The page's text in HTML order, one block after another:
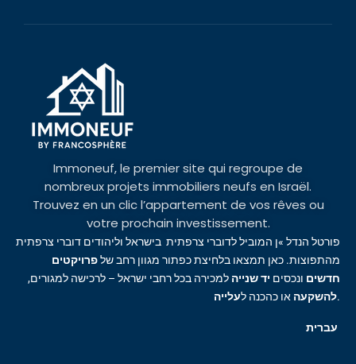
Immoneuf, le premier site qui regroupe de
nombreux projets immobiliers neufs en Israël.
Trouvez en un clic l’appartement de vos rêves ou
votre prochain investissement.
פורטל הנדל »ן המוביל לדוברי צרפתית בישראל וליהודים דוברי צרפתית
מהתפוצות. כאן תמצאו בלחיצת כפתור מגוון רחב שלפרויקטים
חדשים ונכסים יד שנייה למכירה בכל רחבי ישראל – לרכישה למגורים,
להשקעה או כהכנה לעלייה .